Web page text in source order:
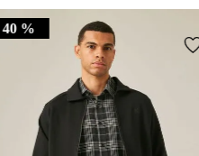
40 %